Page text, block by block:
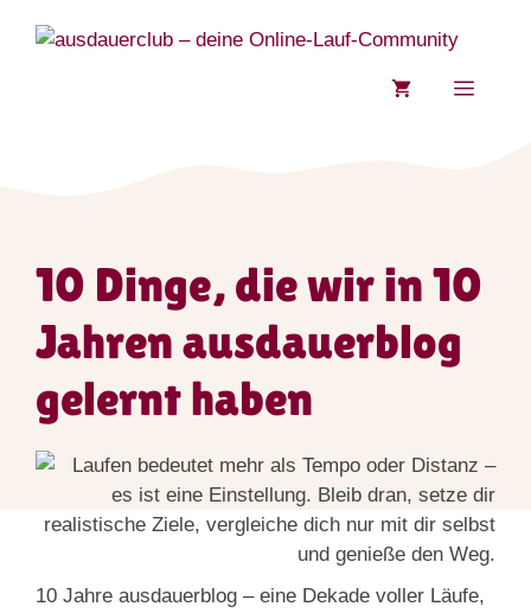
Inhalt
MENÜ
10 Dinge, die wir in 10
Jahren ausdauerblog
gelernt haben
10 Jahre ausdauerblog – eine Dekade voller Läufe,